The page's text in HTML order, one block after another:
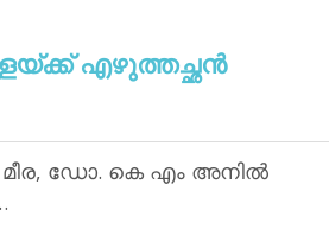
എഴുത്തച്ഛന്‍
ഡോ. കെ എം അനില്‍